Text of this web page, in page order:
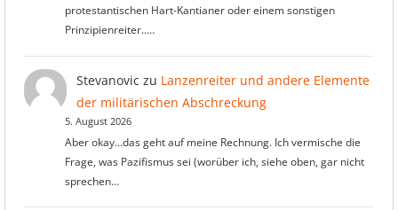
protestantischen Hart-Kantianer oder einem sonstigen
Prinzipienreiter..…
Stevanovic zu Lanzenreiter und andere Elemente
der militärischen Abschreckung
5. August 2026
Aber okay...das geht auf meine Rechnung. Ich vermische die
Frage, was Pazifismus sei (worüber ich, siehe oben, gar nicht
sprechen…